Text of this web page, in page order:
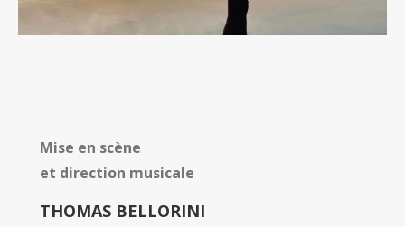
Mise en scène
et direction musicale
THOMAS BELLORINI